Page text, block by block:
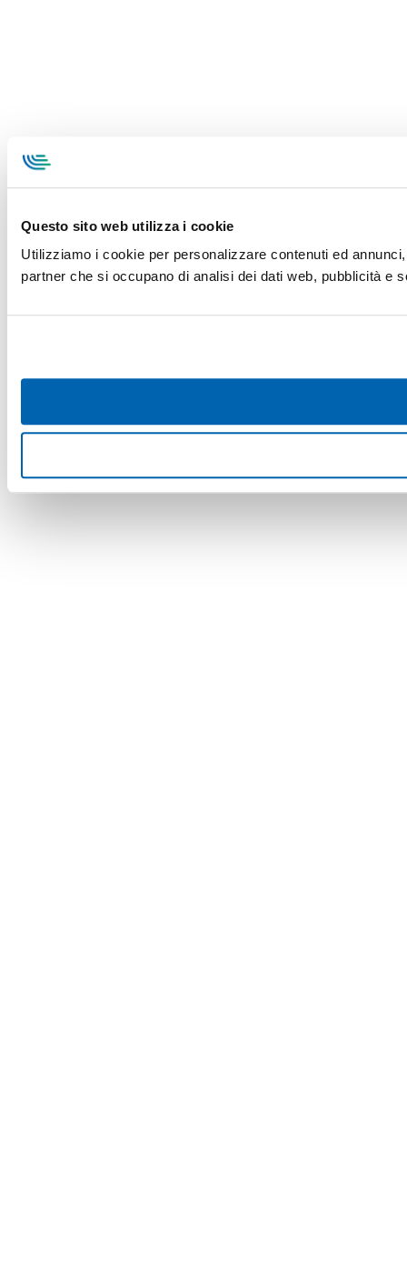
Questo sito web utilizza i cookie
Utilizziamo i cookie per personalizzare contenuti ed
partner che si occupano di analisi dei dati web, pubblicità e